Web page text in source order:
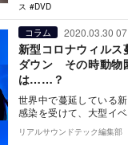
ス
DVD
コラム 2020.03.30
新型コロナウィルス
ダウン その時動物
は……？
世界中で蔓延している
感染を受けて、大型イ
施設が閉鎖されていま
発の局面になっ…
リアルサウンドテック編集部